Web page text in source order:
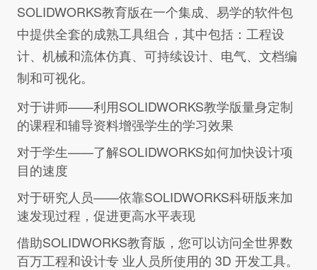
SOLIDWORKS教育版在一个集成、易学的软件包
中提供全套的成熟工具组合，其中包括：工程设
计、机械和流体仿真、可持续设计、电气、文档编
制和可视化。
对于讲师——利用SOLIDWORKS教学版量身定制
的课程和辅导资料增强学生的学习效果
对于学生——了解SOLIDWORKS如何加快设计项
目的速度
对于研究人员——依靠SOLIDWORKS科研版来加
速发现过程，促进更高水平表现
借助SOLIDWORKS教育版，您可以访问全世界数
百万工程和设计专 业人员所使用的 3D 开发工具。